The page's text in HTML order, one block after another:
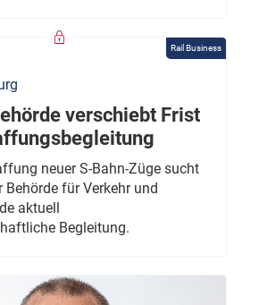
Rail Business
verschiebt Frist
neuer S-Bahn-Züge sucht
Behörde für Verkehr und
aktuell
Begleitung.